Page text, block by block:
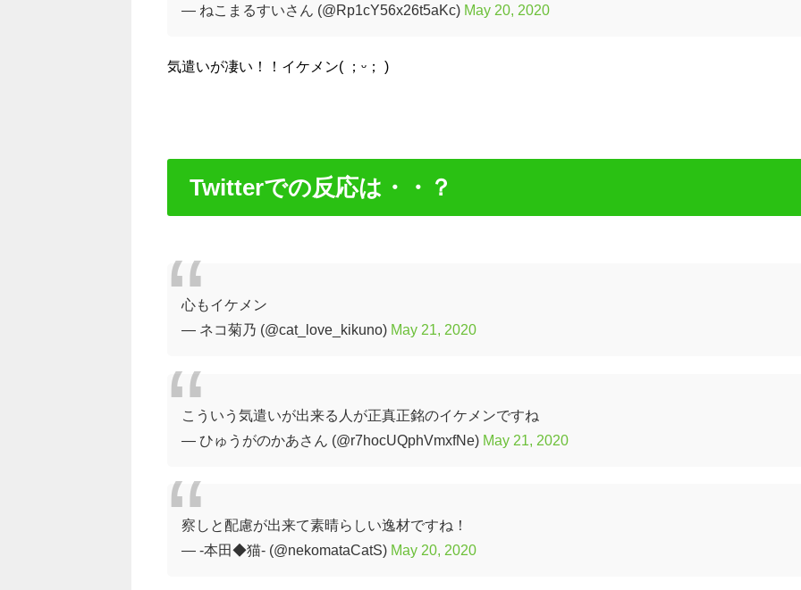
— ねこまるすいさん (@Rp1cY56x26t5aKc) May 20, 2020
気遣いが凄い！！イケメン( ；ᵕ； )
Twitterでの反応は・・？
心もイケメン
— ネコ菊乃 (@cat_love_kikuno) May 21, 2020
こういう気遣いが出来る人が正真正銘のイケメンですね
— ひゅうがのかあさん (@r7hocUQphVmxfNe) May 21, 2020
察しと配慮が出来て素晴らしい逸材ですね！
— -本田◆猫- (@nekomataCatS) May 20, 2020